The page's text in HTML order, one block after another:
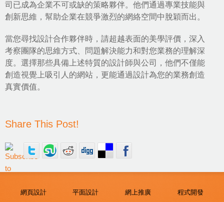
司已成為企業不可或缺的策略夥伴。他們通過專業技能與
創新思維，幫助企業在競爭激烈的網絡空間中脫穎而出。
當您尋找設計合作夥伴時，請超越表面的美學評價，深入
考察團隊的思維方式、問題解決能力和對您業務的理解深
度。選擇那些具備上述特質的設計師與公司，他們不僅能
創造視覺上吸引人的網站，更能通過設計為您的業務創造
真實價值。
Share This Post!
網頁設計 平面設計 網上推廣 程式開發